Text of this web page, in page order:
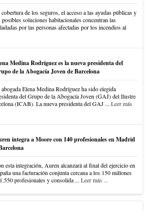
de los seguros, el acceso a las ayudas públicas y
posibles soluciones habitacionales concentran las
por las personas afectadas por los incendios al
Medina Rodríguez es la nueva presidenta del
de la Abogacía Joven de Barcelona
abogada Elena Medina Rodríguez ha sido elegida
del Grupo de la Abogacía Joven (GAJ) del Ilustre
(ICAB). La nueva presidenta del GAJ ... Leer más
integra a Moore con 140 profesionales en Madrid
esta integración, Auren alcanzará al final del ejercicio en
una facturación conjunta cercana a los 150 millones
profesionales y consolida ... Leer más ...